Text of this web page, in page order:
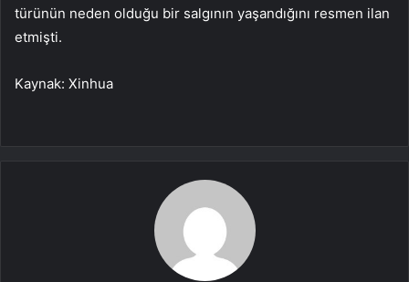
türünün neden olduğu bir salgının yaşandığını resmen ilan
etmişti.
Kaynak: Xinhua